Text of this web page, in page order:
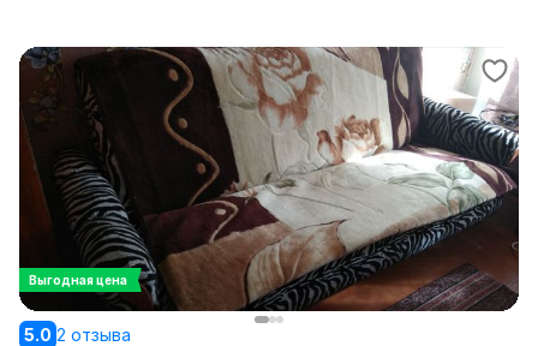
Выгодная цена
5.0 2 отзыва